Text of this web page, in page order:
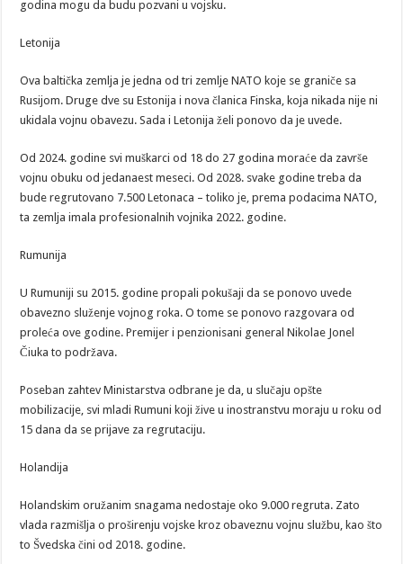
godina mogu da budu pozvani u vojsku.
Letonija
Ova baltička zemlja je jedna od tri zemlje NATO koje se graniče sa
Rusijom. Druge dve su Estonija i nova članica Finska, koja nikada nije ni
ukidala vojnu obavezu. Sada i Letonija želi ponovo da je uvede.
Od 2024. godine svi muškarci od 18 do 27 godina moraće da završe
vojnu obuku od jedanaest meseci. Od 2028. svake godine treba da
bude regrutovano 7.500 Letonaca – toliko je, prema podacima NATO,
ta zemlja imala profesionalnih vojnika 2022. godine.
Rumunija
U Rumuniji su 2015. godine propali pokušaji da se ponovo uvede
obavezno služenje vojnog roka. O tome se ponovo razgovara od
proleća ove godine. Premijer i penzionisani general Nikolae Jonel
Čiuka to podržava.
Poseban zahtev Ministarstva odbrane je da, u slučaju opšte
mobilizacije, svi mladi Rumuni koji žive u inostranstvu moraju u roku od
15 dana da se prijave za regrutaciju.
Holandija
Holandskim oružanim snagama nedostaje oko 9.000 regruta. Zato
vlada razmišlja o proširenju vojske kroz obaveznu vojnu službu, kao što
to Švedska čini od 2018. godine.